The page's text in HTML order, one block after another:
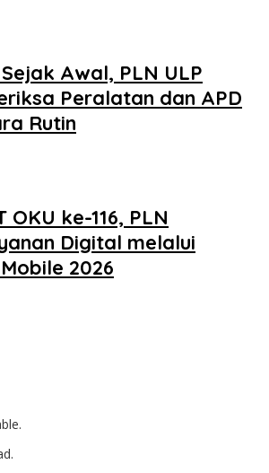
Awal, PLN ULP
Peralatan dan APD
Rutin
ke-116, PLN
Digital melalui
2026